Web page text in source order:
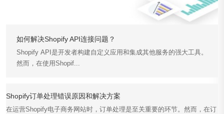
如何解决Shopify API连接问题？
Shopify API是开发者构建自定义应用和集成其他服务的强大工具。
然而，在使用Shopif...
Shopify订单处理错误原因和解决方案
在运营Shopify电子商务网站时，订单处理是至关重要的环节。然而，在订